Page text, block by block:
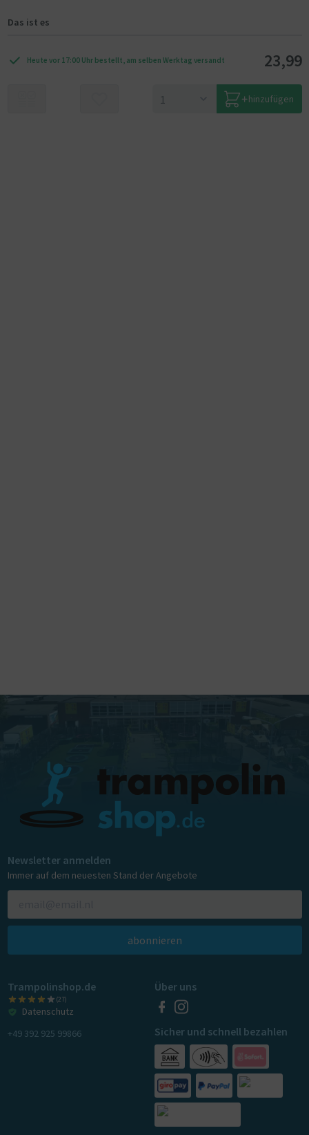
Das ist es
Heute vor 17:00 Uhr bestellt, am selben Werktag versandt 23,99
hinzufügen
Newsletter anmelden
Immer auf dem neuesten Stand der Angebote
abonnieren
Trampolinshop.de
(27)
Datenschutz
+49 392 925 99866
Über uns
Sicher und schnell bezahlen